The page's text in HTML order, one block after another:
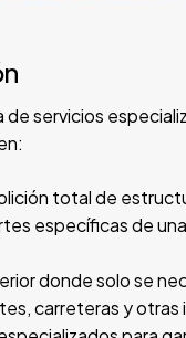
servicios
total de
específicas de
donde solo se
carreteras y